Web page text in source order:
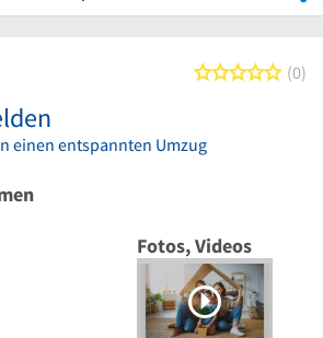
00
einen entspannten Umzug
Fotos, Videos